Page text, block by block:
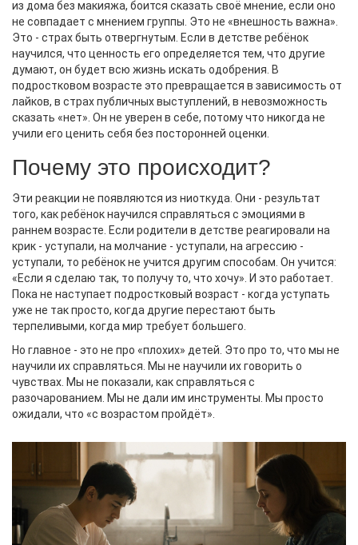
из дома без макияжа, боится сказать своё мнение, если оно
не совпадает с мнением группы. Это не «внешность важна».
Это - страх быть отвергнутым. Если в детстве ребёнок
научился, что ценность его определяется тем, что другие
думают, он будет всю жизнь искать одобрения. В
подростковом возрасте это превращается в зависимость от
лайков, в страх публичных выступлений, в невозможность
сказать «нет». Он не уверен в себе, потому что никогда не
учили его ценить себя без посторонней оценки.
Почему это происходит?
Эти реакции не появляются из ниоткуда. Они - результат
того, как ребёнок научился справляться с эмоциями в
раннем возрасте. Если родители в детстве реагировали на
крик - уступали, на молчание - уступали, на агрессию -
уступали, то ребёнок не учится другим способам. Он учится:
«Если я сделаю так, то получу то, что хочу». И это работает.
Пока не наступает подростковый возраст - когда уступать
уже не так просто, когда другие перестают быть
терпеливыми, когда мир требует большего.
Но главное - это не про «плохих» детей. Это про то, что мы не
научили их справляться. Мы не научили их говорить о
чувствах. Мы не показали, как справляться с
разочарованием. Мы не дали им инструменты. Мы просто
ожидали, что «с возрастом пройдёт».